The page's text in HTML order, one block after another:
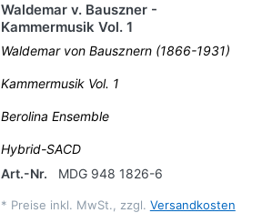
Waldemar v. Bauszner -
Kammermusik Vol. 1
Waldemar von Bausznern (1866-1931)
Kammermusik Vol. 1
Berolina Ensemble
Hybrid-SACD
Art.-Nr.
MDG 948 1826-6
* Preise inkl. MwSt., zzgl. Versandkosten